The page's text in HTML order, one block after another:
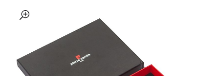
🔍
Feuilles
Rouleuses
Briquets